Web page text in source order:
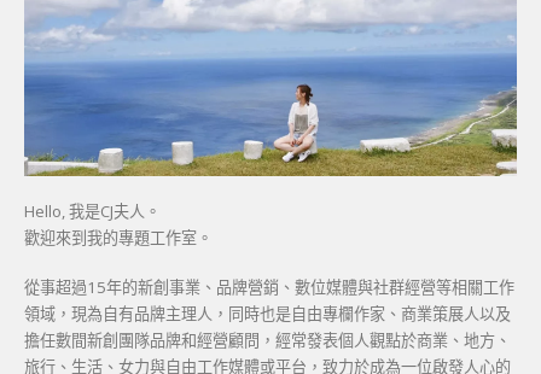
Hello, 我是CJ夫人。
歡迎來到我的專題工作室。
從事超過15年的新創事業、品牌營銷、數位媒體與社群經營等相關工作
領域，現為自有品牌主理人，同時也是自由專欄作家、商業策展人以及
擔任數間新創團隊品牌和經營顧問，經常發表個人觀點於商業、地方、
旅行、生活、女力與自由工作媒體或平台，致力於成為一位啟發人心的